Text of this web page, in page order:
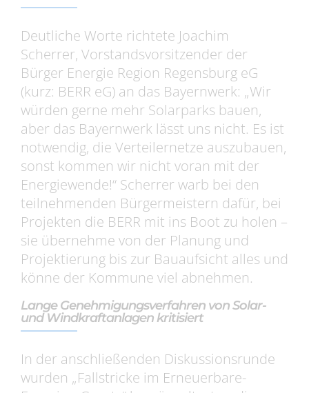
Deutliche Worte richtete Joachim
Scherrer, Vorstandsvorsitzender der
Bürger Energie Region Regensburg eG
(kurz: BERR eG) an das Bayernwerk: „Wir
würden gerne mehr Solarparks bauen,
aber das Bayernwerk lässt uns nicht. Es ist
notwendig, die Verteilernetze auszubauen,
sonst kommen wir nicht voran mit der
Energiewende!“ Scherrer warb bei den
teilnehmenden Bürgermeistern dafür, bei
Projekten die BERR mit ins Boot zu holen –
sie übernehme von der Planung und
Projektierung bis zur Bauaufsicht alles und
könne der Kommune viel abnehmen.
Lange Genehmigungsverfahren von Solar-
und Windkraftanlagen kritisiert
In der anschließenden Diskussionsrunde
wurden „Fallstricke im Erneuerbare-